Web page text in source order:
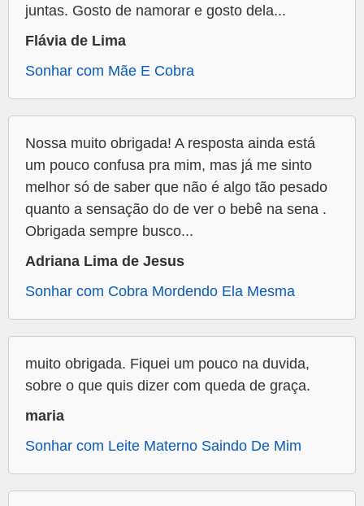
juntas. Gosto de namorar e gosto dela...
Flávia de Lima
Sonhar com Mãe E Cobra
Nossa muito obrigada! A resposta ainda está
um pouco confusa pra mim, mas já me sinto
melhor só de saber que não é algo tão pesado
quanto a sensação do de ver o bebê na sena .
Obrigada sempre busco...
Adriana Lima de Jesus
Sonhar com Cobra Mordendo Ela Mesma
muito obrigada. Fiquei um pouco na duvida,
sobre o que quis dizer com queda de graça.
maria
Sonhar com Leite Materno Saindo De Mim